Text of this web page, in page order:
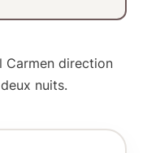
Carmen direction
nuits.